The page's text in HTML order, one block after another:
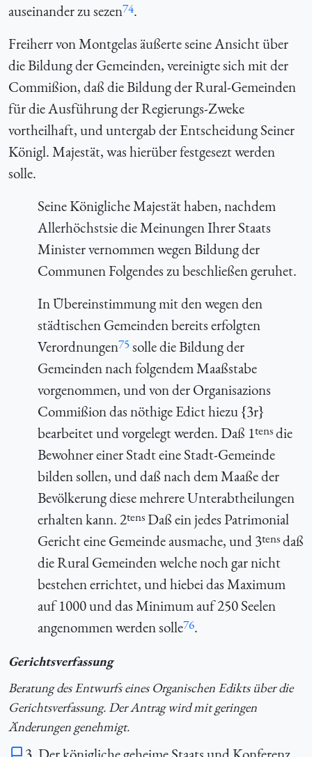
auseinander zu sezen74.
Freiherr von Montgelas äußerte seine Ansicht über
die Bildung der Gemeinden, vereinigte sich mit der
Commißion, daß die Bildung der Rural-Gemeinden
für die Ausführung der Regierungs-Zweke
vortheilhaft, und untergab der Entscheidung Seiner
Königl. Majestät, was hierüber festgesezt werden
solle.
Seine Königliche Majestät haben, nachdem
Allerhöchstsie die Meinungen Ihrer Staats
Minister vernommen wegen Bildung der
Communen Folgendes zu beschließen geruhet.
In Übereinstimmung mit den wegen den
städtischen Gemeinden bereits erfolgten
Verordnungen75 solle die Bildung der
Gemeinden nach folgendem Maaßstabe
vorgenommen, und von der Organisazions
Commißion das nöthige Edict hiezu {3r}
bearbeitet und vorgelegt werden. Daß 1tensdie
Bewohner einer Stadt eine Stadt-Gemeinde
bilden sollen, und daß nach dem Maaße der
Bevölkerung diese mehrere Unterabtheilungen
erhalten kann. 2tensDaß ein jedes Patrimonial
Gericht eine Gemeinde ausmache, und 3tensdaß
die Rural Gemeinden welche noch gar nicht
bestehen errichtet, und hiebei das Maximum
auf 1000 und das Minimum auf 250 Seelen
angenommen werden solle76.
Gerichtsverfassung
Beratung des Entwurfs eines Organischen Edikts über die
Gerichtsverfassung. Der Antrag wird mit geringen
Änderungen genehmigt.